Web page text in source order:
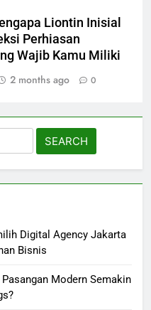
Liontin Inisial
Perhiasan
Wajib Kamu Miliki
2 months ago 0
Digital Agency Jakarta
Bisnis
Modern Semakin